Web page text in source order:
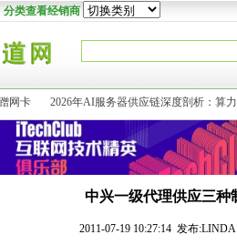
类查看经销商
网卡 2026年AI服务器供应链深度剖析：算
中兴一级代理供应三种
2011-07-19 10:27:14 发布